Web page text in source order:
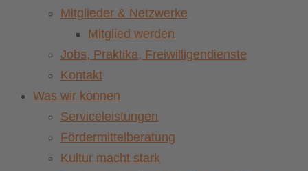
Mitglieder & Netzwerke
Mitglied werden
Jobs, Praktika, Freiwilligendienste
Kontakt
Was wir können
Serviceleistungen
Fördermittelberatung
Kultur macht stark